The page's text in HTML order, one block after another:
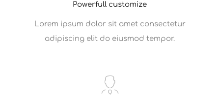
Powerfull customize
Lorem ipsum dolor sit amet consectetur
adipiscing elit do eiusmod tempor.